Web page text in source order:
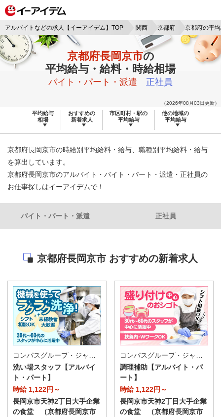
アルバイトなどの求人【イーアイデム】TOP 関西 京都府 京都府の平
京都府長岡京市の
平均給与・給料・時給相場
バイト・パート・派遣 正社員
（2026年08月03日更新）
平均給与
相場
おすすめの
新着求人
市区町村・駅の
平均給与
他の地域の
平均給与
京都府長岡京市の時給別平均給料・給与、職種別平均給料・給与
を算出しています。
京都府長岡京市のアルバイト・バイト・パート・派遣・正社員の
お仕事探しはイーアイデムで！
バイト・パート・派遣 正社員
京都府長岡京市 おすすめの新着求人
洗い場スタッフ【アルバイ
ト・パート】
時給 1,122円～
長岡京市天神2丁目大手企業
の食堂 （京都府長岡京市
調理補助【アルバイト・パ
ート】
時給 1,122円～
長岡京市天神2丁目大手企業
の食堂 （京都府長岡京市